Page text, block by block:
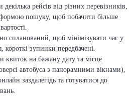
рейсів від різних перевізників,
формою пошуку, щоб побачити більше
спланований, щоб мінімізувати час у
короткі зупинки передбачені.
квиток на бажану дату та місце
автобуса з панорамними вікнами),
заздалегідь та готуватися до